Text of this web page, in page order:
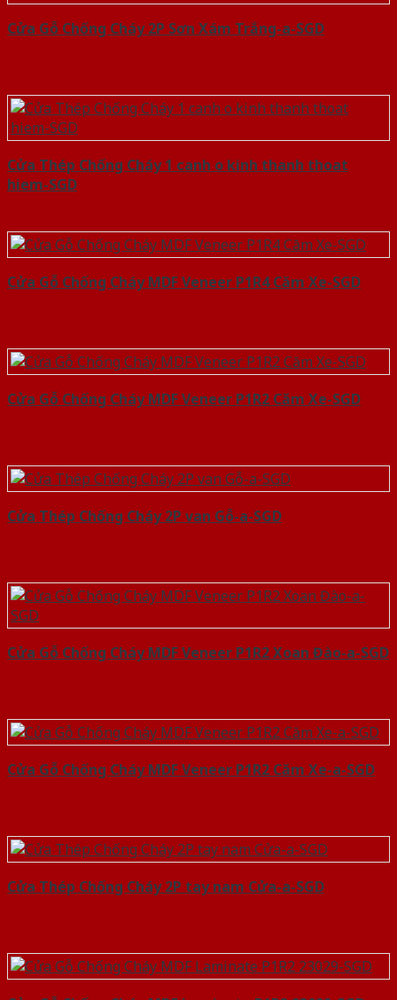
Cửa Gỗ Chống Cháy 2P Sơn Xám Trắng-a-SGD
Cửa Thép Chống Cháy 1 canh o kinh thanh thoat
hiem-SGD
Cửa Gỗ Chống Cháy MDF Veneer P1R4 Căm Xe-SGD
Cửa Gỗ Chống Cháy MDF Veneer P1R2 Căm Xe-SGD
Cửa Thép Chống Cháy 2P van Gỗ-a-SGD
Cửa Gỗ Chống Cháy MDF Veneer P1R2 Xoan Đào-a-SGD
Cửa Gỗ Chống Cháy MDF Veneer P1R2 Căm Xe-a-SGD
Cửa Thép Chống Cháy 2P tay nam Cửa-a-SGD